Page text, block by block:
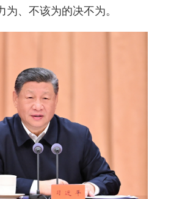
、不该为的决不为。